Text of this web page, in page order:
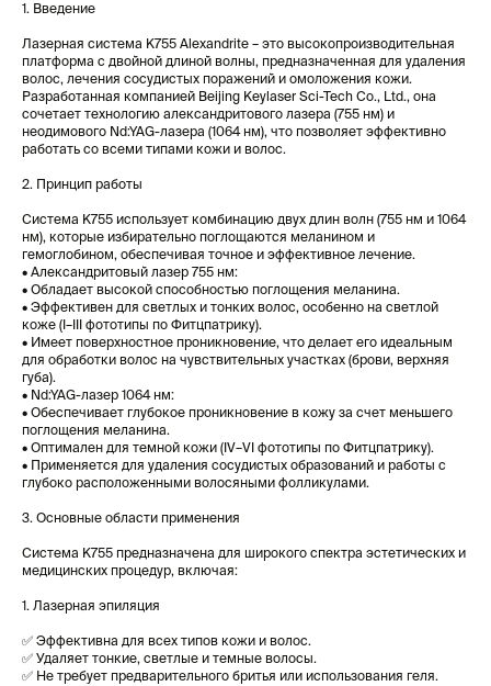
1. Введение
Лазерная система K755 Alexandrite – это высокопроизводительная
платформа с двойной длиной волны, предназначенная для удаления
волос, лечения сосудистых поражений и омоложения кожи.
Разработанная компанией Beijing Keylaser Sci-Tech Co., Ltd., она
сочетает технологию александритового лазера (755 нм) и
неодимового Nd:YAG-лазера (1064 нм), что позволяет эффективно
работать со всеми типами кожи и волос.
2. Принцип работы
Система K755 использует комбинацию двух длин волн (755 нм и 1064
нм), которые избирательно поглощаются меланином и
гемоглобином, обеспечивая точное и эффективное лечение.
• Александритовый лазер 755 нм:
• Обладает высокой способностью поглощения меланина.
• Эффективен для светлых и тонких волос, особенно на светлой
коже (I–III фототипы по Фитцпатрику).
• Имеет поверхностное проникновение, что делает его идеальным
для обработки волос на чувствительных участках (брови, верхняя
губа).
• Nd:YAG-лазер 1064 нм:
• Обеспечивает глубокое проникновение в кожу за счет меньшего
поглощения меланина.
• Оптимален для темной кожи (IV–VI фототипы по Фитцпатрику).
• Применяется для удаления сосудистых образований и работы с
глубоко расположенными волосяными фолликулами.
3. Основные области применения
Система K755 предназначена для широкого спектра эстетических и
медицинских процедур, включая:
1. Лазерная эпиляция
✅ Эффективна для всех типов кожи и волос.
✅ Удаляет тонкие, светлые и темные волосы.
✅ Не требует предварительного бритья или использования геля.